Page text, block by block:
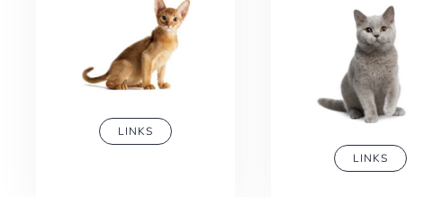
LINKS
LINKS